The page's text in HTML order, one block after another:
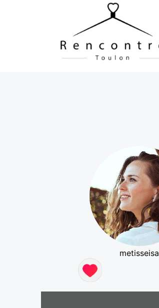
metisseisa